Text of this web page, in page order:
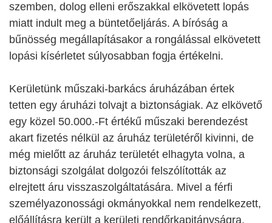
szemben, dolog elleni erőszakkal elkövetett lopás
miatt indult meg a büntetőeljárás. A bíróság a
bűnösség megállapításakor a rongálással elkövetett
lopási kísérletet súlyosabban fogja értékelni.
Kerületünk műszaki-barkács áruházában értek
tetten egy áruházi tolvajt a biztonságiak. Az elkövető
egy közel 50.000.-Ft értékű műszaki berendezést
akart fizetés nélkül az áruház területéről kivinni, de
még mielőtt az áruház területét elhagyta volna, a
biztonsági szolgálat dolgozói felszólították az
elrejtett áru visszaszolgáltatására. Mivel a férfi
személyazonossági okmányokkal nem rendelkezett,
előállításra került a kerületi rendőrkapitányságra.